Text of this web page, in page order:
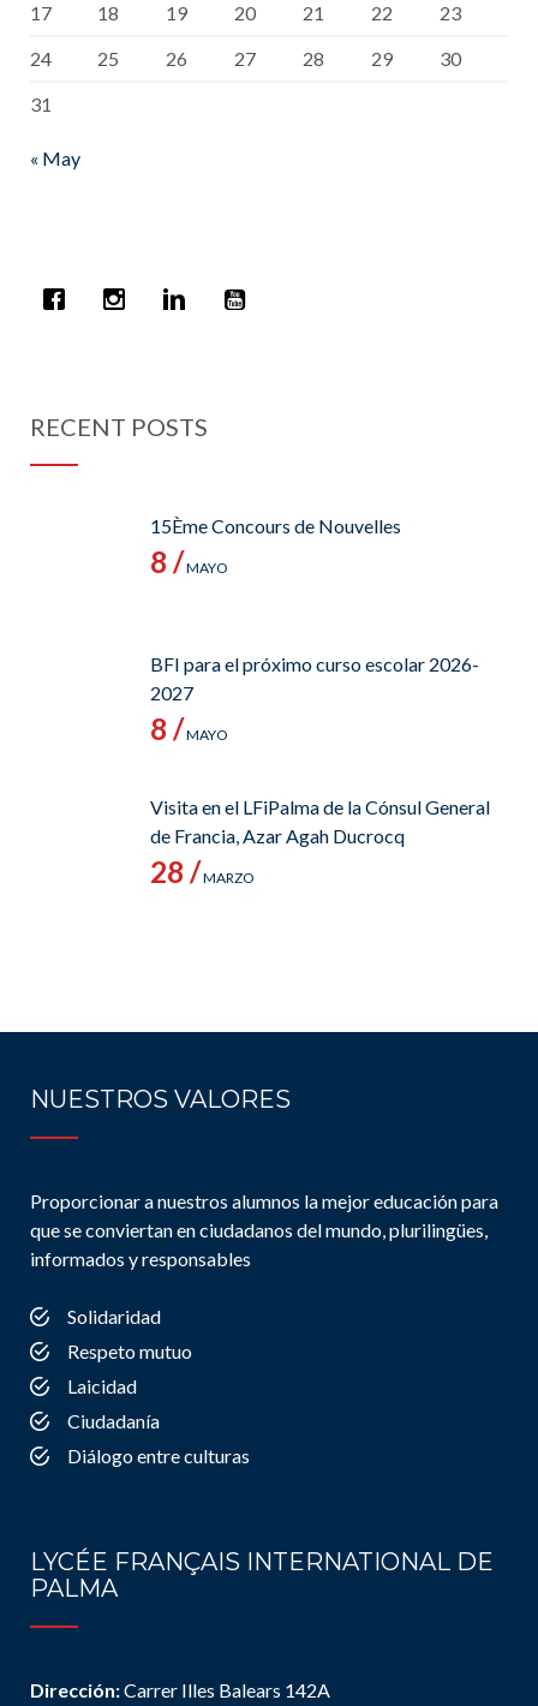
17
18 19 20 21 22
23
24
25 26 27 28 29
30
31
« May
RECENT POSTS
15Ème Concours de Nouvelles
8 /MAYO
BFI para el próximo curso escolar 2026-
2027
8 /MAYO
Visita en el LFiPalma de la Cónsul General
de Francia, Azar Agah Ducrocq
28 /MARZO
NUESTROS VALORES
Proporcionar a nuestros alumnos la mejor educación para
que se conviertan en ciudadanos del mundo, plurilingües,
informados y responsables
Solidaridad
Respeto mutuo
Laicidad
Ciudadanía
Diálogo entre culturas
LYCÉE FRANÇAIS INTERNATIONAL DE
PALMA
Dirección:Carrer Illes Balears 142A